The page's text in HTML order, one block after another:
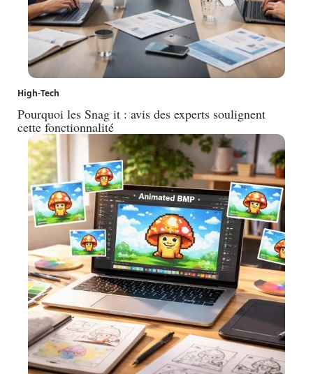
High-Tech
Pourquoi les Snag it : avis des experts soulignent
cette fonctionnalité